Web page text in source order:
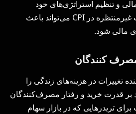
و تنظیم استراتژی‌های خود
استفاده می‌کنند. تغییرات غیرمنتظره در CPI می‌تواند باعث
مالی شود.
کنندگان
در هزینه‌های زندگی را
بر قدرت خرید و رفتار مصرف‌کنندگان
برای تریدرهایی که در بازار سهام